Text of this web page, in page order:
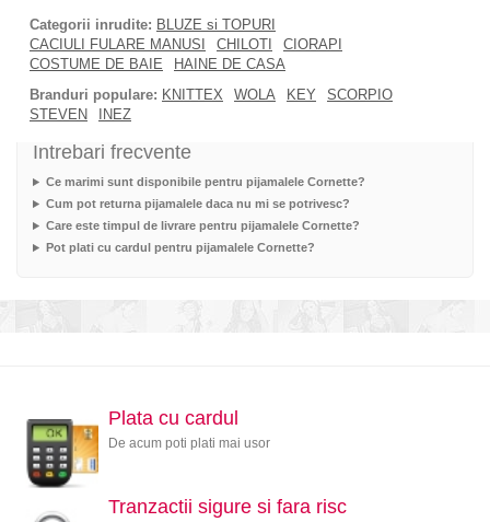
Categorii inrudite: BLUZE si TOPURI
CACIULI FULARE MANUSI
CHILOTI
CIORAPI
COSTUME DE BAIE
HAINE DE CASA
Branduri populare: KNITTEX WOLA KEY
SCORPIO
STEVEN
INEZ
Intrebari frecvente
Ce marimi sunt disponibile pentru pijamalele Cornette?
Cum pot returna pijamalele daca nu mi se potrivesc?
Care este timpul de livrare pentru pijamalele Cornette?
Pot plati cu cardul pentru pijamalele Cornette?
Plata cu cardul
De acum poti plati mai usor
Tranzactii sigure si fara risc